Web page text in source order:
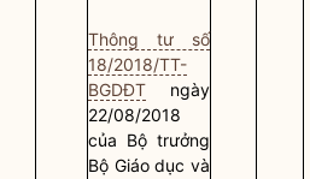
Thông tư số
18/2018/TT-
BGDĐT ngày
22/08/2018
của Bộ trưởng
Bộ Giáo dục và